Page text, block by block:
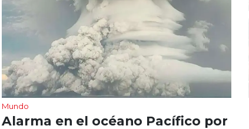
Mundo
Alarma en el océano Pacífico por